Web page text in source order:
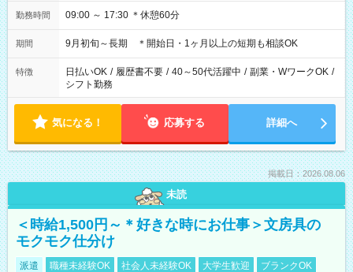
勤務時間 09:00 ～ 17:30 ＊休憩60分
期間 9月初旬～長期 ＊開始日・1ヶ月以上の短期も相談OK
特徴 日払いOK / 履歴書不要 / 40～50代活躍中 / 副業・WワークOK /
シフト勤務
気になる！ 応募する 詳細へ
掲載日：2026.08.06
未読
＜時給1,500円～＊好きな時にお仕事＞文房具の
モクモク仕分け
派遣 職種未経験OK 社会人未経験OK 大学生歓迎
ブランクOK